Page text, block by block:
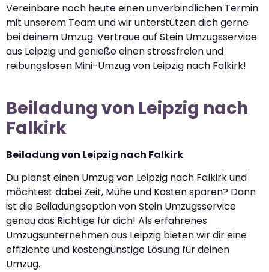
Vereinbare noch heute einen unverbindlichen Termin
mit unserem Team und wir unterstützen dich gerne
bei deinem Umzug. Vertraue auf Stein Umzugsservice
aus Leipzig und genieße einen stressfreien und
reibungslosen Mini-Umzug von Leipzig nach Falkirk!
Beiladung von Leipzig nach
Falkirk
Beiladung von Leipzig nach Falkirk
Du planst einen Umzug von Leipzig nach Falkirk und
möchtest dabei Zeit, Mühe und Kosten sparen? Dann
ist die Beiladungsoption von Stein Umzugsservice
genau das Richtige für dich! Als erfahrenes
Umzugsunternehmen aus Leipzig bieten wir dir eine
effiziente und kostengünstige Lösung für deinen
Umzug.